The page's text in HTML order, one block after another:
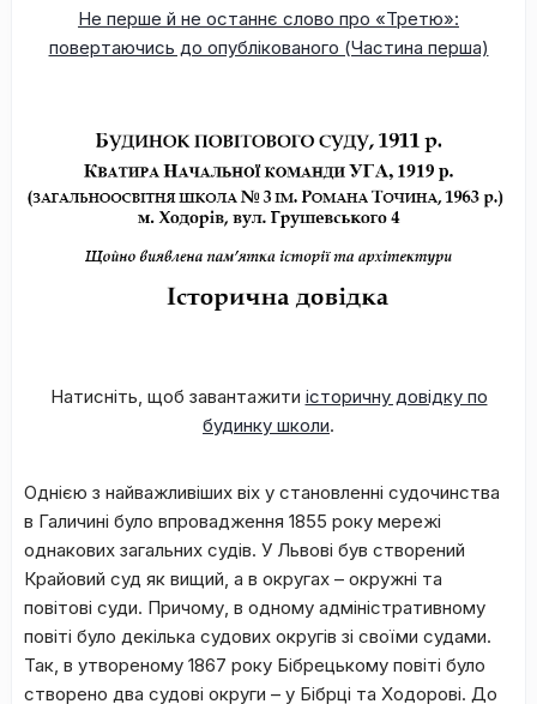
Не перше й не останнє слово про «Третю»:
повертаючись до опублікованого (Частина перша)
Натисніть, щоб завантажити історичну довідку по
будинку школи.
Однією з найважливіших віх у становленні судочинства
в Галичині було впровадження 1855 року мережі
однакових загальних судів. У Львові був створений
Крайовий суд як вищий, а в округах – окружні та
повітові суди. Причому, в одному адміністративному
повіті було декілька судових округів зі своїми судами.
Так, в утвореному 1867 року Бібрецькому повіті було
створено два судові округи – у Бібрці та Ходорові. До